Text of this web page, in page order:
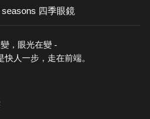
seasons 四季眼鏡
，眼光在變 -
快人一步，走在前端。